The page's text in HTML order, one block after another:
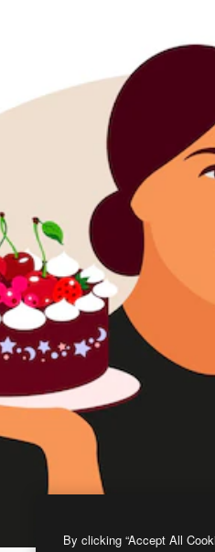
By clicking “Accept All